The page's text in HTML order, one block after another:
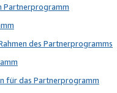
Partnerprogramm
des Partnerprogramms
für das Partnerprogramm